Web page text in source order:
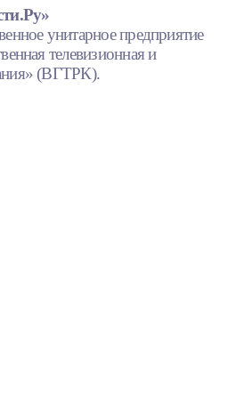
унитарное предприятие
телевизионная и
(ВГТРК).